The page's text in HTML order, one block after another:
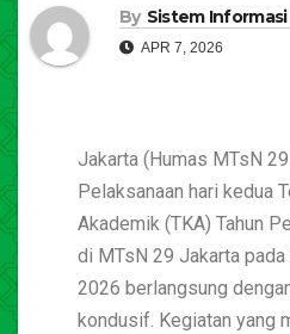
By Sistem Informasi
APR 7, 2026
Jakarta (Humas MTsN
Pelaksanaan hari kedua
Akademik (TKA) Tahun
di MTsN 29 Jakarta pada
2026 berlangsung
kondusif. Kegiatan yang